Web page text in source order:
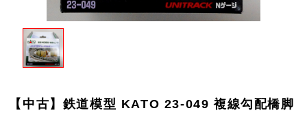
【中古】鉄道模型 KATO 23-049 複線勾配橋脚